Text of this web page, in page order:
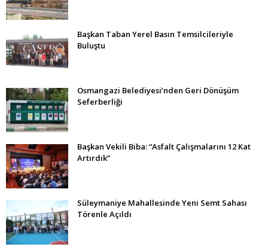
Başkan Taban Yerel Basın Temsilcileriyle
Buluştu
Osmangazi Belediyesi’nden Geri Dönüşüm
Seferberliği
Başkan Vekili Biba: “Asfalt Çalışmalarını 12 Kat
Artırdık”
Süleymaniye Mahallesinde Yeni Semt Sahası
Törenle Açıldı